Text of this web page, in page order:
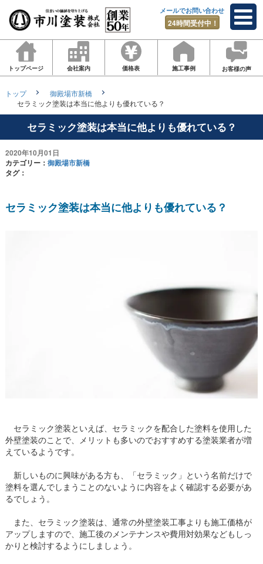
メールでお問い合わせ
24時間受付中！
トップページ 会社案内 価格表 施工事例 お客様の声
トップ
御殿場市新橋
セラミック塗装は本当に他よりも優れている？
セラミック塗装は本当に他よりも優れている？
2020年10月01日
カテゴリー： 御殿場市新橋
タグ：
セラミック塗装は本当に他よりも優れている？
セラミック塗装といえば、セラミックを配合した塗料を使用した
外壁塗装のことで、メリットも多いのでおすすめする塗装業者が増
えているようです。
新しいものに興味がある方も、「セラミック」という名前だけで
塗料を選んでしまうことのないように内容をよく確認する必要があ
るでしょう。
また、セラミック塗装は、通常の外壁塗装工事よりも施工価格が
アップしますので、施工後のメンテナンスや費用対効果などもしっ
かりと検討するようにしましょう。